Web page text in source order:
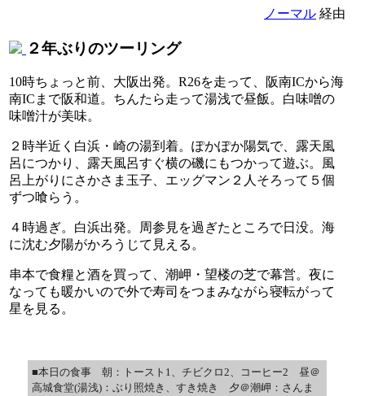
ノーマル 経由
２年ぶりのツーリング
10時ちょっと前、大阪出発。R26を走って、阪南ICから海
南ICまで阪和道。ちんたら走って湯浅で昼飯。白味噌の
味噌汁が美味。
２時半近く白浜・崎の湯到着。ぽかぽか陽気で、露天風
呂につかり、露天風呂すぐ横の磯にもつかって遊ぶ。風
呂上がりにさかさま玉子、エッグマン２人そろって５個
ずつ喰らう。
４時過ぎ。白浜出発。周参見を過ぎたところで日没。海
に沈む夕陽がかろうじて見える。
串本で食糧と酒を買って、潮岬・望楼の芝で幕営。夜に
なっても暖かいので外で寿司をつまみながら寝転がって
星を見る。
■本日の食事 朝：トースト1、チビクロ2、コーヒー2 昼＠
高城食堂(湯浅)：ぶり照焼き、すき焼き 夕＠潮岬：さんま